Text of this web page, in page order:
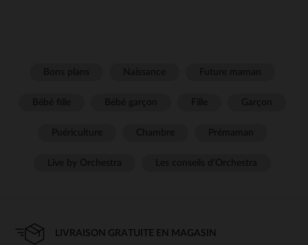
LIVRAISON GRATUITE EN MAGASIN